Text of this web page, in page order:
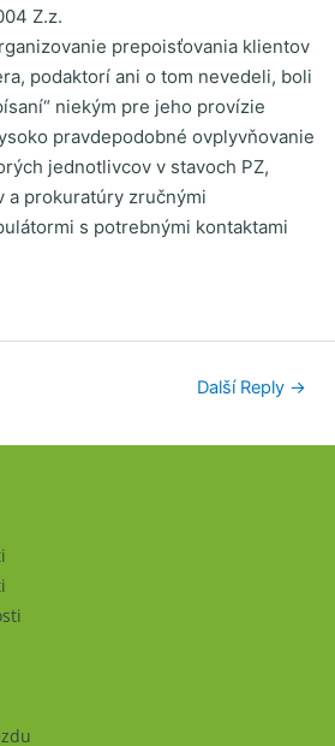
Z.z.
prepoisťovania klientov
podaktorí ani o tom nevedeli, boli
niekým pre jeho provízie
pravdepodobné ovplyvňovanie
jednotlivcov v stavoch PZ,
a prokuratúry zručnými
s potrebnými kontaktami
Další Reply →